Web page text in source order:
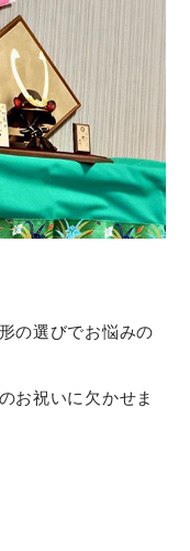
の選びでお悩みの
お祝いに欠かせま